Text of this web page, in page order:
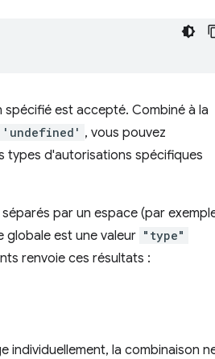
est accepté. Combiné à la
'undefined' , vous pouvez
types d'autorisations spécifiques
par un espace (par
globale est une valeur "type"
renvoie ces résultats :
individuellement, la combinaison